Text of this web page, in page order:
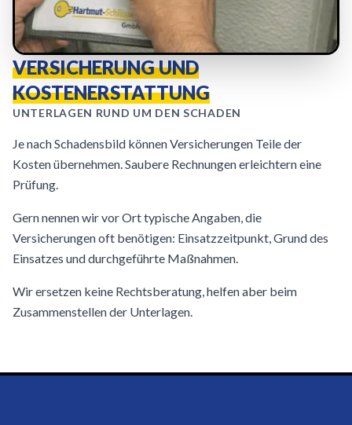
VERSICHERUNG UND
KOSTENERSTATTUNG
UNTERLAGEN RUND UM DEN SCHADEN
Je nach Schadensbild können Versicherungen Teile der
Kosten übernehmen. Saubere Rechnungen erleichtern eine
Prüfung.
Gern nennen wir vor Ort typische Angaben, die
Versicherungen oft benötigen: Einsatzzeitpunkt, Grund des
Einsatzes und durchgeführte Maßnahmen.
Wir ersetzen keine Rechtsberatung, helfen aber beim
Zusammenstellen der Unterlagen.